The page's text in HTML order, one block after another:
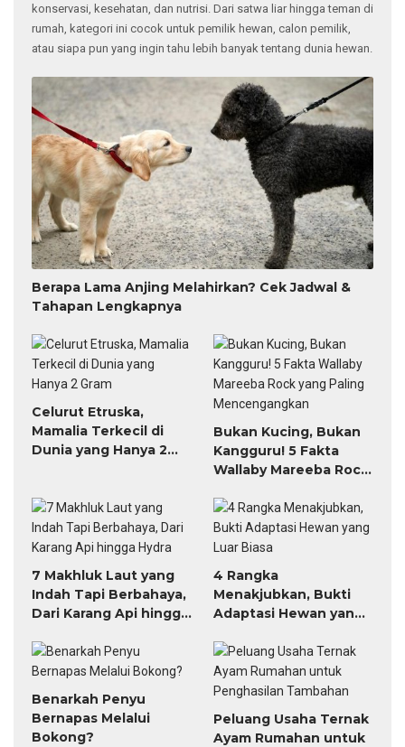
konservasi, kesehatan, dan nutrisi. Dari satwa liar hingga teman di
rumah, kategori ini cocok untuk pemilik hewan, calon pemilik,
atau siapa pun yang ingin tahu lebih banyak tentang dunia hewan.
Berapa Lama Anjing Melahirkan? Cek Jadwal &
Tahapan Lengkapnya
Celurut Etruska,
Mamalia Terkecil di
Dunia yang Hanya 2
Bukan Kucing, Bukan
Kangguru! 5 Fakta
Wallaby Mareeba Rock
Mencengangkan
7 Makhluk Laut yang
Indah Tapi Berbahaya,
Dari Karang Api hingga
4 Rangka
Menakjubkan, Bukti
Adaptasi Hewan yang
Benarkah Penyu
Bernapas Melalui
Bokong?
Peluang Usaha Ternak
Ayam Rumahan untuk